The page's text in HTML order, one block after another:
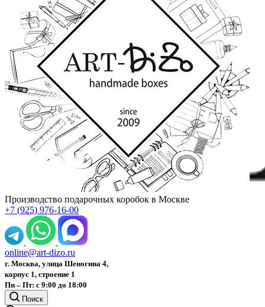
Производство подарочных коробок в Москве
+7 (925) 976-16-00
online@art-dizo.ru
г. Москва, улица Шеногина 4,
корпус 1, строение 1
Пн – Пт: с 9:00 до 18:00
Поиск